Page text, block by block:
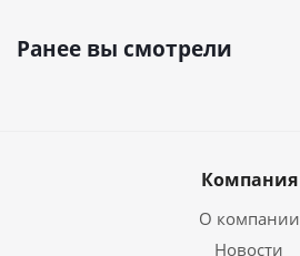
Ранее вы смотрели
Компания
О компании
Новости